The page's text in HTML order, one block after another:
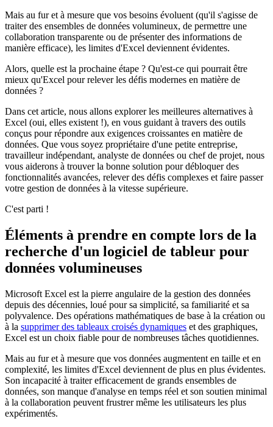
Mais au fur et à mesure que vos besoins évoluent (qu'il s'agisse de
traiter des ensembles de données volumineux, de permettre une
collaboration transparente ou de présenter des informations de
manière efficace), les limites d'Excel deviennent évidentes.
Alors, quelle est la prochaine étape ? Qu'est-ce qui pourrait être
mieux qu'Excel pour relever les défis modernes en matière de
données ?
Dans cet article, nous allons explorer les meilleures alternatives à
Excel (oui, elles existent !), en vous guidant à travers des outils
conçus pour répondre aux exigences croissantes en matière de
données. Que vous soyez propriétaire d'une petite entreprise,
travailleur indépendant, analyste de données ou chef de projet, nous
vous aiderons à trouver la bonne solution pour débloquer des
fonctionnalités avancées, relever des défis complexes et faire passer
votre gestion de données à la vitesse supérieure.
C'est parti !
Éléments à prendre en compte lors de la
recherche d'un logiciel de tableur pour
données volumineuses
Microsoft Excel est la pierre angulaire de la gestion des données
depuis des décennies, loué pour sa simplicité, sa familiarité et sa
polyvalence. Des opérations mathématiques de base à la création ou
à la supprimer des tableaux croisés dynamiques et des graphiques,
Excel est un choix fiable pour de nombreuses tâches quotidiennes.
Mais au fur et à mesure que vos données augmentent en taille et en
complexité, les limites d'Excel deviennent de plus en plus évidentes.
Son incapacité à traiter efficacement de grands ensembles de
données, son manque d'analyse en temps réel et son soutien minimal
à la collaboration peuvent frustrer même les utilisateurs les plus
expérimentés.